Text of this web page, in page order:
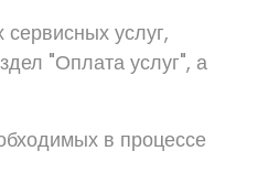
услуг,
"Оплата услуг", а
в процессе